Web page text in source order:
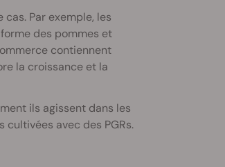
cas. Par exemple, les
des pommes et
contiennent
la croissance et la
ils agissent dans les
cultivées avec des PGRs.